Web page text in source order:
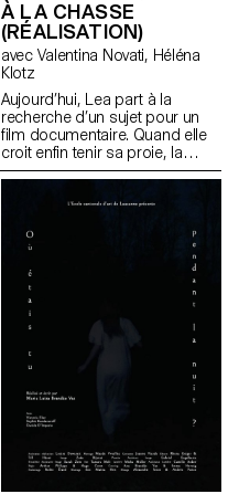
À LA CHASSE
(RÉALISATION)
avec Valentina Novati, Héléna
Klotz
Aujourd’hui, Lea part à la
recherche d’un sujet pour un
film documentaire. Quand elle
croit enfin tenir sa proie, la
situation s’inverse. La